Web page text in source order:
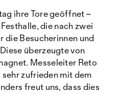
ihre Tore geöffnet –
die nach zwei
die Besucherinnen und
überzeugte von
Messeleiter Reto
zufrieden mit dem
freut uns, dass dies